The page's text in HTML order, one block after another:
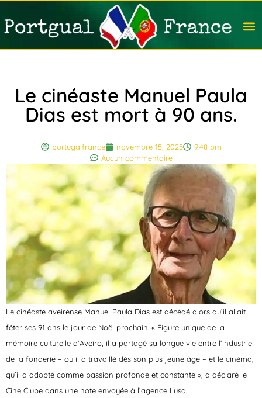
Le cinéaste Manuel Paula
Dias est mort à 90 ans.
portugalfrance novembre 15, 2025
9:48 pm
Aucun commentaire
Le cinéaste aveirense Manuel Paula Dias est décédé alors qu’il allait
fêter ses 91 ans le jour de Noël prochain. « Figure unique de la
mémoire culturelle d’Aveiro, il a partagé sa longue vie entre l’industrie
de la fonderie – où il a travaillé dès son plus jeune âge – et le cinéma,
qu’il a adopté comme passion profonde et constante », a déclaré le
Cine Clube dans une note envoyée à l’agence Lusa.